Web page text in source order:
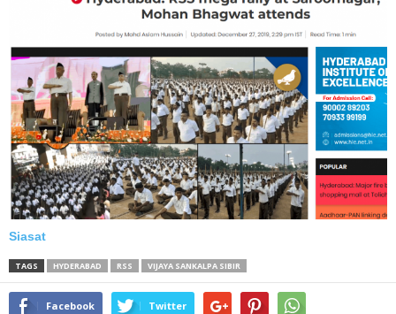
Siasat
TAGS HYDERABAD RSS VIJAYA SANKALPA SIBIR
Facebook Twitter